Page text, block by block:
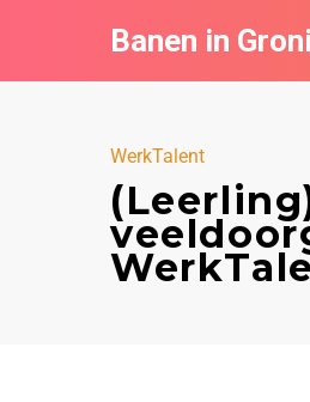
Banen in
WerkTalent